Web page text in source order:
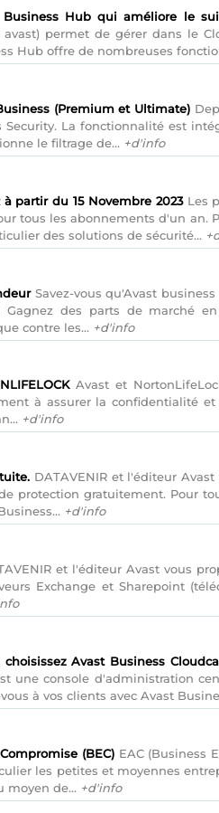
Hub qui améliore le
permet de gérer dans le
Hub offre de nombreuses
(Premium et Ultimate)
La fonctionnalité est
le filtrage de... +d'info
partir du 15 Novembre 2023Les
tous les abonnements d'un an.
des solutions de sécurité...
Savez-vous qu'Avast
Gagnez des parts de marché
contre les... +d'info
Avast et
à assurer la confidentialité
+d'info
DATAVENIR et l'éditeur
protection gratuitement. Pour
+d'info
et l'éditeur Avast vous
Exchange et Sharepoint
Avast Business
une console d'administration
à vos clients avec Avast
(BEC) EAC (Business
les petites et moyennes
moyen de... +d'info